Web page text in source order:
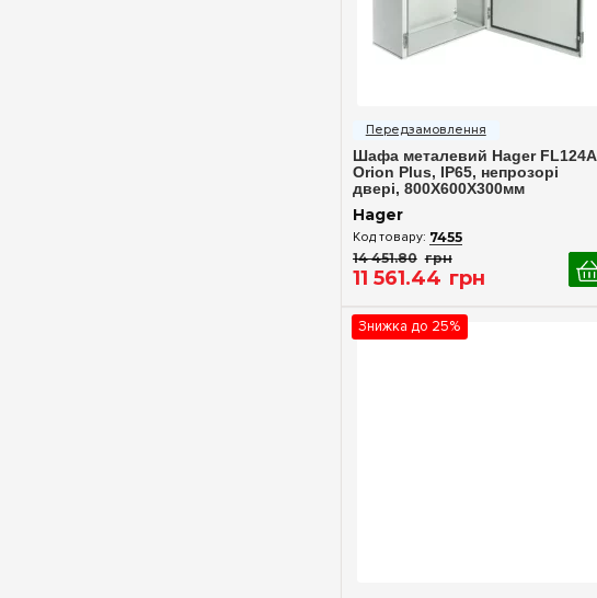
Шафа металевий Hager FL124A
Orion Plus, IP65, непрозорі
двері, 800X600X300мм
Hager
7455
14 451.80 грн
11 561.44 грн
Знижка до 25%